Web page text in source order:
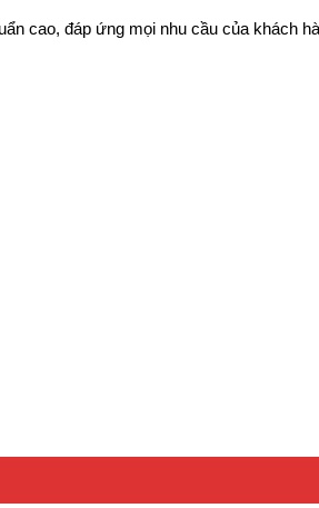
cao, đáp ứng mọi nhu cầu của khách